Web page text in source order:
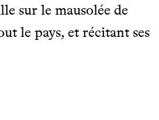
sur le mausolée de
le pays, et récitant ses